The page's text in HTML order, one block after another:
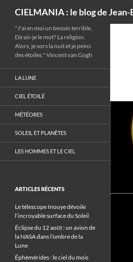
CIELMANIA : le blog de
"J'ai en moi un besoin terrible.
Dirais-je le mot? La religion.
Alors, je sors la nuit et je peins
des étoiles." Vincent van Gogh
LA LUNE
CIEL ÉTOILÉ
MÉTÉORES
SOLEIL ET PLANÈTES
LES HOMMES ET LE CIEL
ARTICLES RÉCENTS
Le télescope Inouye dévoile
l’incroyable surface du Soleil
Éclipse du 12 août : un avion de
la NASA dans l’ombre de la
Lune
Éphémérides : le ciel du mois